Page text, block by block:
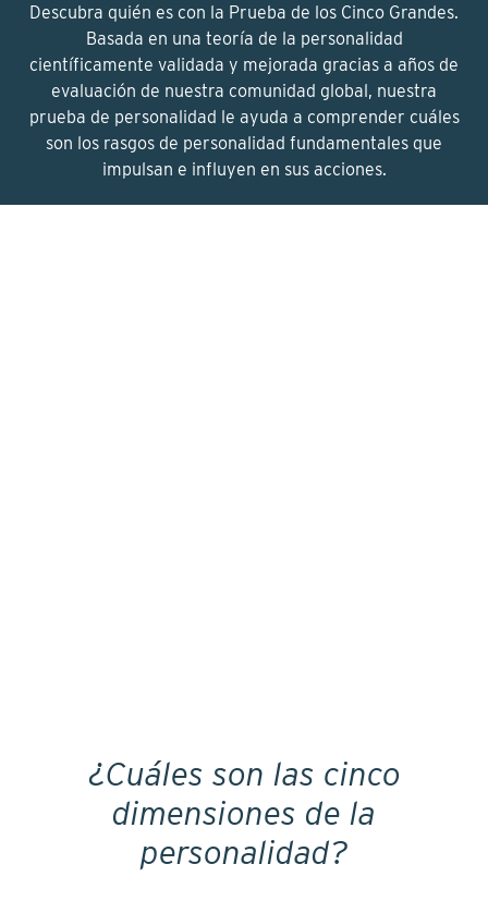
Descubra quién es con la Prueba de los Cinco Grandes.
Basada en una teoría de la personalidad
científicamente validada y mejorada gracias a años de
evaluación de nuestra comunidad global, nuestra
prueba de personalidad le ayuda a comprender cuáles
son los rasgos de personalidad fundamentales que
impulsan e influyen en sus acciones.
¿Cuáles son las cinco
dimensiones de la
personalidad?